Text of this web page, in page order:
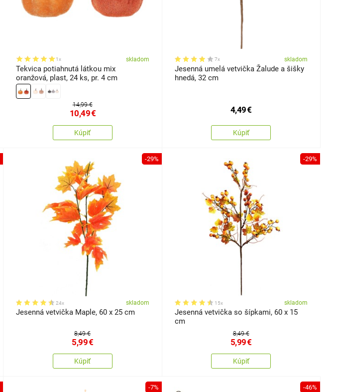
1x skladom
Tekvica potiahnutá látkou mix
oranžová, plast, 24 ks, pr. 4 cm
14,99 €
10,49€
Kúpiť
7x skladom
Jesenná umelá vetvička Žalude a šišky
hnedá, 32 cm
4,49€
Kúpiť
-29%
24x skladom
Jesenná vetvička Maple, 60 x 25 cm
8,49 €
5,99€
Kúpiť
-29%
15x skladom
Jesenná vetvička so šípkami, 60 x 15
cm
8,49 €
5,99€
Kúpiť
-7% -46%